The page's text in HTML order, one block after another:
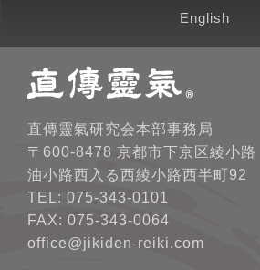
English
直傳靈氣研究会本部事務局
〒600-8478 京都市下京区綾小路
油小路西入る西綾小路西半町92
TEL: 075-343-0101
FAX: 075-343-0064
office@jikiden-reiki.com